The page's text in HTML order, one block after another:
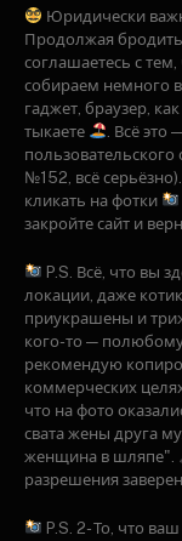
Юридически
Продолжая
соглашаетесь с
собираем немного
гаджет, браузер,
тыкаете
. Всё
№152, всё
кликать на фотки
закройте сайт и
P.S. Всё, что вы
локации, даже
приукрашены и
кого-то —
рекомендую
коммерческих
что на фото
свата жены друга
женщина в шляпе".
разрешения
P.S. 2- То, что